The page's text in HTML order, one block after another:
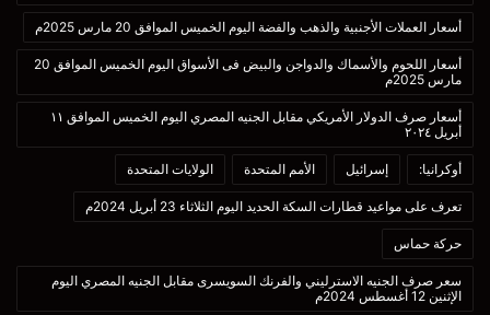
أسعار العملات الأجنبية والذهب والفضة اليوم الخميس الموافق 20 مارس 2025م
أسعار اللحوم والأسماك والدواجن والبيض فى الأسواق اليوم الخميس الموافق 20
مارس 2025م
أسعار صرف الدولار الأمريكي مقابل الجنيه المصري اليوم الخميس الموافق ١١
أبريل ٢٠٢٤
أوكرانيا: إسرائيل الأمم المتحدة الولايات المتحدة
تعرف على مواعيد قطارات السكة الحديد اليوم الثلاثاء 23 أبريل 2024م
حركة حماس
سعر صرف الجنيه الاسترليني والفرنك السويسرى مقابل الجنيه المصري اليوم
الإثنين 12 أغسطس 2024م